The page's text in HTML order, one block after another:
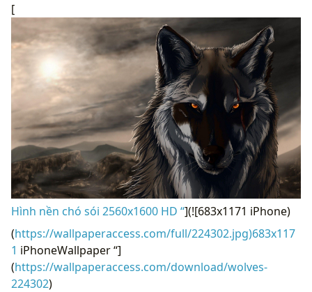
[
Hình nền chó sói 2560x1600 HD “](![683x1171 iPhone)
(https://wallpaperaccess.com/full/224302.jpg)683x117
1 iPhoneWallpaper “]
(https://wallpaperaccess.com/download/wolves-
224302)